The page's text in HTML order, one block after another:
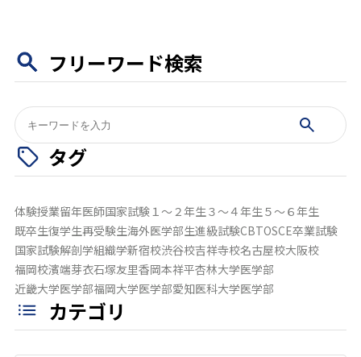
フリーワード検索
検
索:
タグ
体験授業留年医師国家試験１～２年生３～４年生５～６年生
既卒生復学生再受験生海外医学部生進級試験CBTOSCE卒業試験
国家試験解剖学組織学新宿校渋谷校吉祥寺校名古屋校大阪校
福岡校濱端芽衣石塚友里香岡本祥平杏林大学医学部
近畿大学医学部福岡大学医学部愛知医科大学医学部
カテゴリ